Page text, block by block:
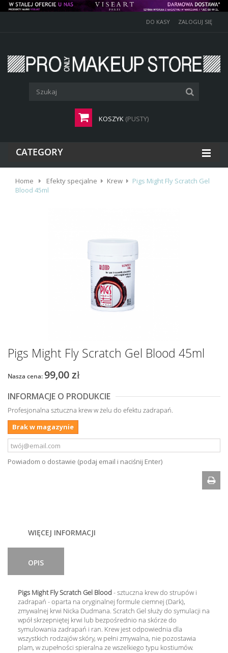
DO KASY ZALOGUJ SIĘ
KOSZYK (PUSTY)
CATEGORY
Home Efekty specjalne Krew
Pigs Might Fly Scratch Gel
Blood 45ml
Pigs Might Fly Scratch Gel Blood 45ml
Nasza cena: 99,00 zł
INFORMACJE O PRODUKCIE
Profesjonalna sztuczna krew w żelu do efektu zadrapań.
Brak w magazynie
Powiadom o dostawie (podaj email i naciśnij Enter)
WIĘCEJ INFORMACJI
OPIS
Pigs Might Fly Scratch Gel Blood - sztuczna krew do strupów i
zadrapań - oparta na oryginalnej formule ciemnej (Dark),
zmywalnej krwi Nicka Dudmana. Scratch Gel służy do symulacji na
wpół skrzepniętej krwi lub bezpośrednio na skórze do
symulowania zadrapań i ran. Krew jest odpowiednia dla
wszystkich rodzajów skóry, w pełni zmywalna, nie pozostawia
plam, w zupełności spieralna ze wszelkiego typu kostiumów.